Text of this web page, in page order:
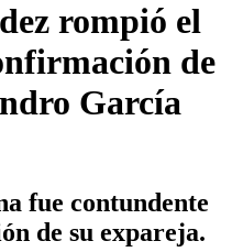
rompió el
de
García
fue contundente
de su expareja.